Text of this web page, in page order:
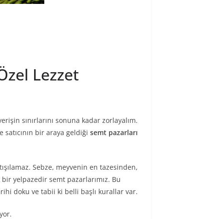
Lezzet
sınırlarını sonuna kadar zorlayalım.
bir araya geldiği semt pazarları
Sebze, meyvenin en tazesinden,
yelpazedir semt pazarlarımız. Bu
doku ve tabii ki belli başlı kurallar var.